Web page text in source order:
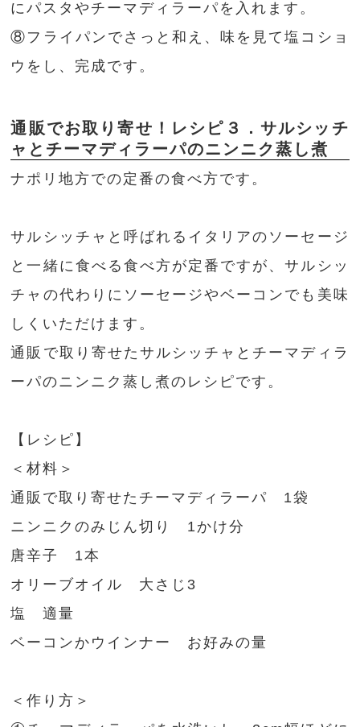
にパスタやチーマディラーパを入れます。
⑧フライパンでさっと和え、味を見て塩コショ
ウをし、完成です。
通販でお取り寄せ！レシピ３．サルシッチ
ャとチーマディラーパのニンニク蒸し煮
ナポリ地方での定番の食べ方です。
サルシッチャと呼ばれるイタリアのソーセージ
と一緒に食べる食べ方が定番ですが、サルシッ
チャの代わりにソーセージやベーコンでも美味
しくいただけます。
通販で取り寄せたサルシッチャとチーマディラ
ーパのニンニク蒸し煮のレシピです。
【レシピ】
＜材料＞
通販で取り寄せたチーマディラーパ 1袋
ニンニクのみじん切り 1かけ分
唐辛子 1本
オリーブオイル 大さじ3
塩 適量
ベーコンかウインナー お好みの量
＜作り方＞